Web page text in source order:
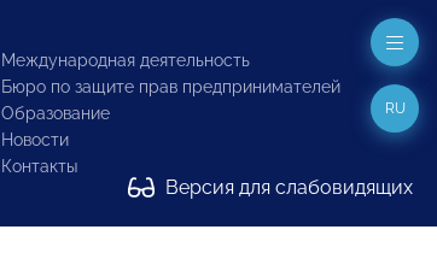
Международная деятельность
Бюро по защите прав предпринимателей
Образование
Новости
Контакты
Версия для слабовидящих
RU